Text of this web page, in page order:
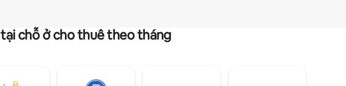
chỗ ở cho thuê theo tháng